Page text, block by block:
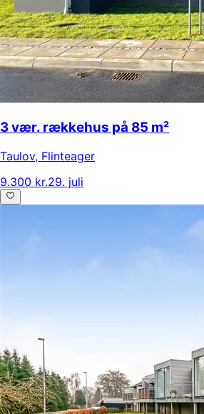
3 vær. rækkehus på 85 m²
Taulov, Flinteager
9.300 kr.29. juli